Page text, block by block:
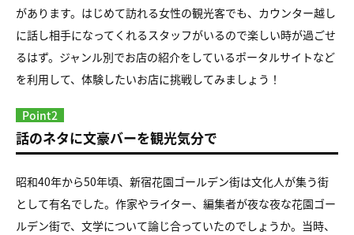
があります。はじめて訪れる女性の観光客でも、カウンター越し
に話し相手になってくれるスタッフがいるので楽しい時が過ごせ
るはず。ジャンル別でお店の紹介をしているポータルサイトなど
を利用して、体験したいお店に挑戦してみましょう！
Point2
話のネタに文豪バーを観光気分で
昭和40年から50年頃、新宿花園ゴールデン街は文化人が集う街
として有名でした。作家やライター、編集者が夜な夜な花園ゴー
ルデン街で、文学について論じ合っていたのでしょうか。当時、